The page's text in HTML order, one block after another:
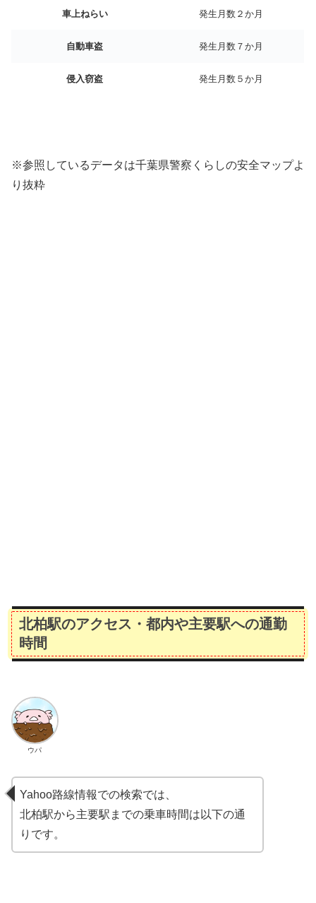
車上ねらい 発生月数２か月
自動車盗 発生月数７か月
侵入窃盗 発生月数５か月
※参照しているデータは千葉県警察くらしの安全マップよ
り抜粋
北柏駅のアクセス・都内や主要駅への通勤
時間
ウパ
Yahoo路線情報での検索では、
北柏駅から主要駅までの乗車時間は以下の通
りです。